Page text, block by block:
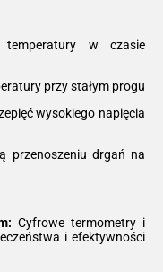
w czasie
przy stałym progu
wysokiego napięcia
przenoszeniu drgań na
Cyfrowe termometry i
i efektywności